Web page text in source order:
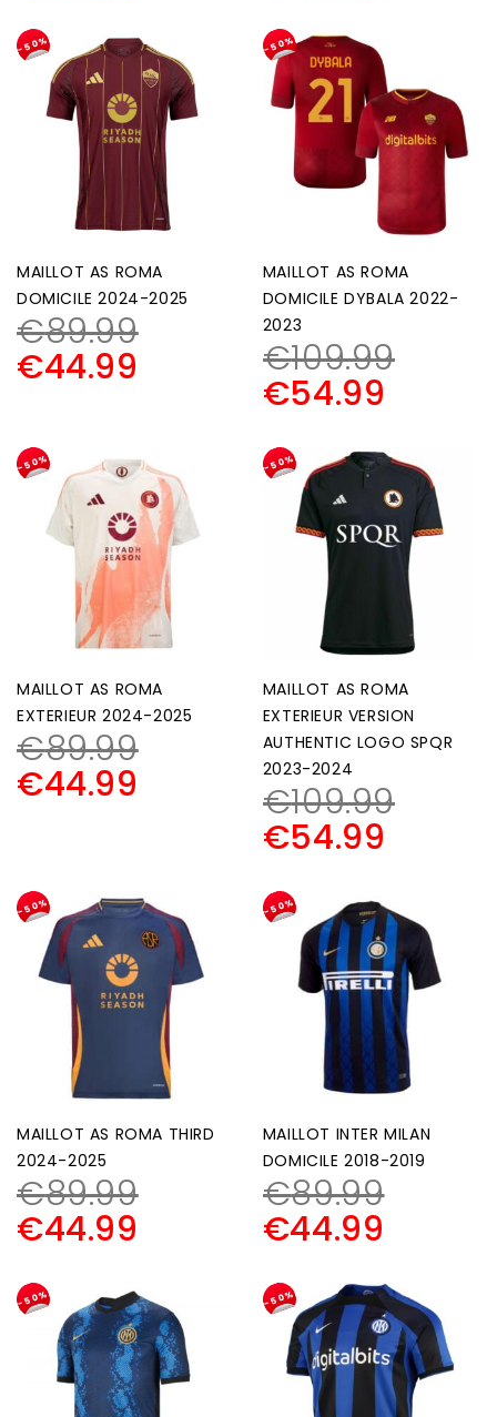
-50%
MAILLOT AS ROMA
DOMICILE 2024-2025
€89.99
€44.99
-50%
MAILLOT AS ROMA
DOMICILE DYBALA 2022-
2023
€109.99
€54.99
-50%
MAILLOT AS ROMA
EXTERIEUR 2024-2025
€89.99
€44.99
-50%
MAILLOT AS ROMA
EXTERIEUR VERSION
AUTHENTIC LOGO SPQR
2023-2024
€109.99
€54.99
-50%
MAILLOT AS ROMA THIRD
2024-2025
€89.99
€44.99
-50%
MAILLOT INTER MILAN
DOMICILE 2018-2019
€89.99
€44.99
-50% -50%